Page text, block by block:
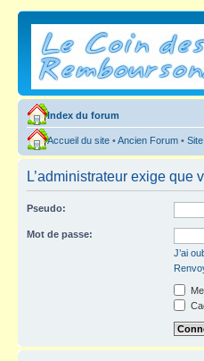
Index du forum
Accueil du site •Ancien Forum •
L’administrateur exige
Pseudo:
Mot de passe:
J’ai